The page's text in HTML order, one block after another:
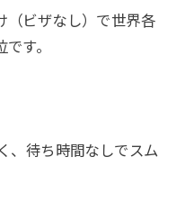
（ビザなし）で世界各
す。
、待ち時間なしでスム